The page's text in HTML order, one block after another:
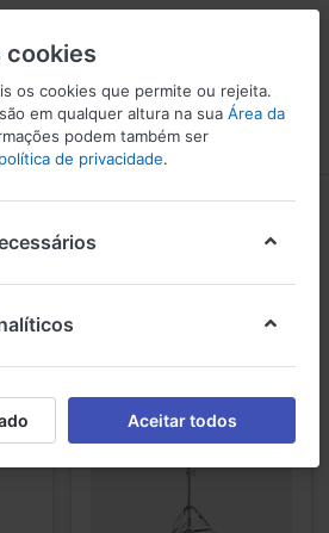
Comparar Lista de Desejos
cookies
os cookies que permite ou rejeita.
em qualquer altura na sua Área da
podem também ser
política de privacidade.
Aceitar todos